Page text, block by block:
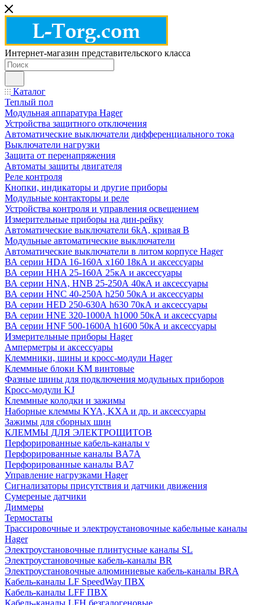
Интернет-магазин представительского класса
Каталог
Теплый пол
Модульная аппаратура Hager
Устройства защитного отключения
Автоматические выключатели дифференциального тока
Выключатели нагрузки
Защита от перенапряжения
Автоматы защиты двигателя
Реле контроля
Кнопки, индикаторы и другие приборы
Модульные контакторы и реле
Устройства контроля и управления освещением
Измерительные приборы на дин-рейку
Автоматические выключатели 6kA, кривая В
Модульные автоматические выключатели
Автоматические выключатели в литом корпусе Hager
ВА серии HDA 16-160А x160 18кА и аксессуары
ВА серии HHA 25-160А 25кА и аксессуары
ВА серии HNA, HNB 25-250А 40кА и аксессуары
ВА серии HNC 40-250А h250 50кА и аксессуары
ВА серии HED 250-630А h630 70кА и аксессуары
ВА серии HNE 320-1000А h1000 50кА и аксессуары
ВА серии HNF 500-1600А h1600 50кА и аксессуары
Измерительные приборы Hager
Амперметры и аксессуары
Клеммники, шины и кросс-модули Hager
Клеммные блоки KM винтовые
Фазные шины для подключения модульных приборов
Кросс-модули KJ
Клеммные колодки и зажимы
Наборные клеммы KYA, KXA и др. и аксессуары
Зажимы для сборных шин
КЛЕММЫ ДЛЯ ЭЛЕКТРОЩИТОВ
Перфорированные кабель-каналы v
Перфорированные каналы BA7A
Перфорированные каналы BA7
Управление нагрузками Hager
Сигнализаторы присутствия и датчики движения
Сумереные датчики
Диммеры
Термостаты
Трассировочные и электроустановочные кабельные каналы
Hager
Электроустановочные плинтусные каналы SL
Электроустановочные кабель-каналы BR
Электроустановочные алюминиевые кабель-каналы BRA
Кабель-каналы LF SpeedWay ПВХ
Кабель-каналы LFF ПВХ
Кабель-каналы LFH безгалогеновые